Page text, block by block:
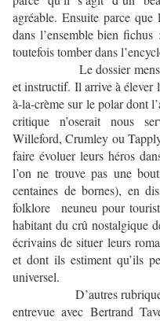
agréable. Ensuite parce que
dans l’ensemble bien
toutefois tomber dans
Le dossier mensuel,
et instructif. Il arrive à élever
à-la-crème sur le polar dont
critique n’oserait nous
Willeford, Crumley ou
faire évoluer leurs héros
l’on ne trouve pas une
centaines de bornes), en
folklore neuneu pour
habitant du crû nostalgique
écrivains de situer leurs
et dont ils estiment qu’ils
universel.
D’autres rubriques
entrevue avec Bertrand